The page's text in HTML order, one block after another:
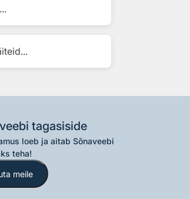
tagasiside
loeb ja aitab Sõnaveebi
teha!
meile